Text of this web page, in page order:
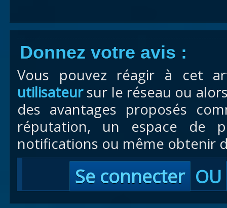
Donnez votre avis :
Vous pouvez réagir à cet
utilisateursur le réseau ou
des avantages proposés
réputation, un espace de
notifications ou même obtenir
Se connecter OU